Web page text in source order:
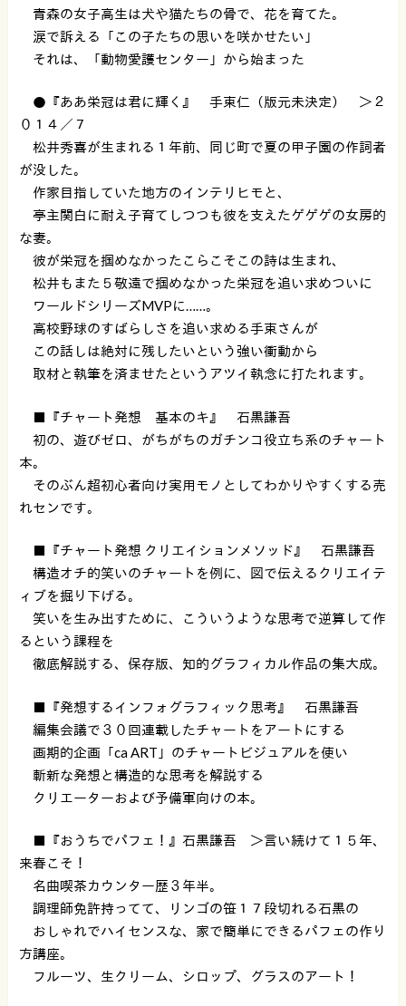
青森の女子高生は犬や猫たちの骨で、花を育てた。
涙で訴える「この子たちの思いを咲かせたい」
それは、「動物愛護センター」から始まった
●『ああ栄冠は君に輝く』 手束仁（版元未決定） ＞２
０１４／７
松井秀喜が生まれる１年前、同じ町で夏の甲子園の作詞者
が没した。
作家目指していた地方のインテリヒモと、
亭主関白に耐え子育てしつつも彼を支えたゲゲゲの女房的
な妻。
彼が栄冠を掴めなかったこらこそこの詩は生まれ、
松井もまた５敬遠で掴めなかった栄冠を追い求めついに
ワールドシリーズMVPに……。
高校野球のすばらしさを追い求める手束さんが
この話しは絶対に残したいという強い衝動から
取材と執筆を済ませたというアツイ執念に打たれます。
■『チャート発想 基本のキ』 石黒謙吾
初の、遊びゼロ、がちがちのガチンコ役立ち系のチャート
本。
そのぶん超初心者向け実用モノとしてわかりやすくする売
れセンです。
■『チャート発想 クリエイションメソッド』 石黒謙吾
構造オチ的笑いのチャートを例に、図で伝えるクリエイテ
ィブを掘り下げる。
笑いを生み出すために、こういうような思考で逆算して作
るという課程を
徹底解説する、保存版、知的グラフィカル作品の集大成。
■『発想するインフォグラフィック思考』 石黒謙吾
編集会議で３０回連載したチャートをアートにする
画期的企画「ca ART」のチャートビジュアルを使い
斬新な発想と構造的な思考を解説する
クリエーターおよび予備軍向けの本。
■『おうちでパフェ！』石黒謙吾 ＞言い続けて１５年、
来春こそ！
名曲喫茶カウンター歴３年半。
調理師免許持ってて、リンゴの笹１７段切れる石黒の
おしゃれでハイセンスな、家で簡単にできるパフェの作り
方講座。
フルーツ、生クリーム、シロップ、グラスのアート！